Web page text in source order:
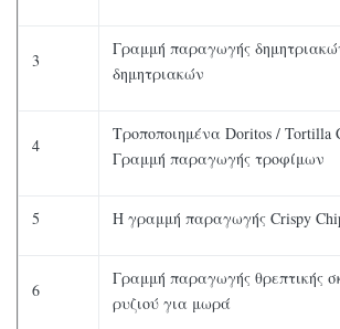
3
Γραμμή παραγωγής
δημητριακών
4
Τροποποιημένα Doritos / Tortilla
Γραμμή παραγωγής τροφίμων
5 Η γραμμή παραγωγής Crispy
6
Γραμμή παραγωγής θρεπτικής
ρυζιού για μωρά